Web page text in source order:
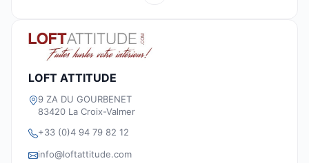
LOFT ATTITUDE
9 ZA DU GOURBENET
83420 La Croix-Valmer
+33 (0)4 94 79 82 12
info@loftattitude.com